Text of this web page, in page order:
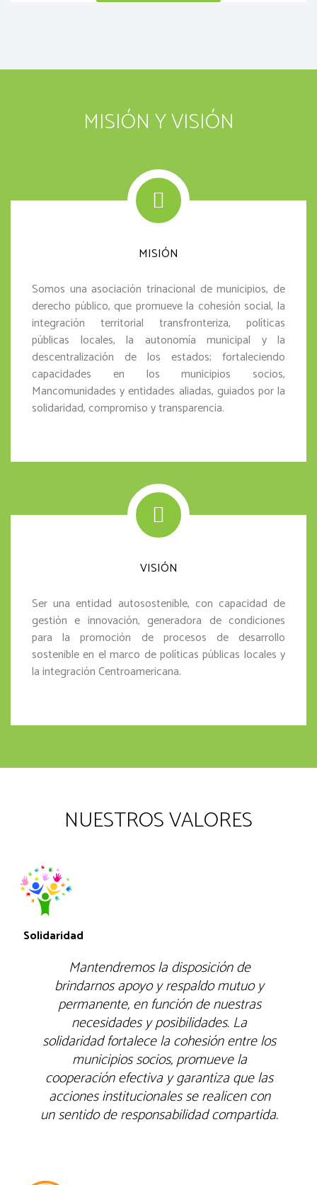
MISIÓN Y VISIÓN
MISIÓN
Somos una asociación trinacional de municipios, de
derecho público, que promueve la cohesión social, la
integración territorial transfronteriza, políticas
públicas locales, la autonomía municipal y la
descentralización de los estados; fortaleciendo
capacidades en los municipios socios,
Mancomunidades y entidades aliadas, guiados por la
solidaridad, compromiso y transparencia.
VISIÓN
Ser una entidad autosostenible, con capacidad de
gestión e innovación, generadora de condiciones
para la promoción de procesos de desarrollo
sostenible en el marco de políticas públicas locales y
la integración Centroamericana.
NUESTROS VALORES
la disposición de
y respaldo mutuo y
función de nuestras
y posibilidades. La
la cohesión entre los
socios, promueve la
y garantiza que las
se realicen con
compartida.
La toma de
de los
procesos
estarán a
confianza
rendición
legitimidad